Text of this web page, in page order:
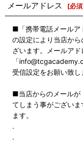
メールアドレス [必須
■「携帯電話メールア
の設定により当店か
ざいます。メールアド
「
受信設定をお願い致し
■当店からのメールが
てしまう事がござい
ます。
.
.